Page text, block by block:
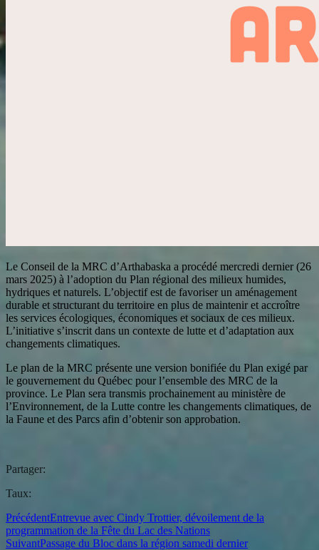
Le Conseil de la MRC d’Arthabaska a procédé mercredi dernier (26
mars 2025) à l’adoption du Plan régional des milieux humides,
hydriques et naturels. L’objectif est de favoriser un aménagement
durable et structurant du territoire en plus de maintenir et accroître
les services écologiques, économiques et sociaux de ces milieux.
L’initiative s’inscrit dans un contexte de lutte et d’adaptation aux
changements climatiques.
Le plan de la MRC présente une version bonifiée du Plan exigé par
le gouvernement du Québec pour l’ensemble des MRC de la
province. Le Plan sera transmis prochainement au ministère de
l’Environnement, de la Lutte contre les changements climatiques, de
la Faune et des Parcs afin d’obtenir son approbation.
Partager:
Taux:
PrécédentEntrevue avec Cindy Trottier, dévoilement de la
programmation de la Fête du Lac des Nations
SuivantPassage du Bloc dans la région samedi dernier